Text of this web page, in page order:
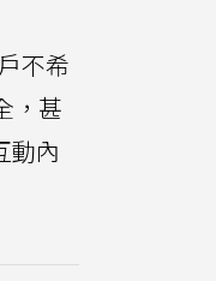
不希
，甚
動內